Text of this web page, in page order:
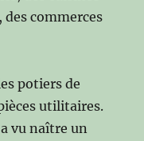
des commerces
potiers de
utilitaires.
a vu naître un